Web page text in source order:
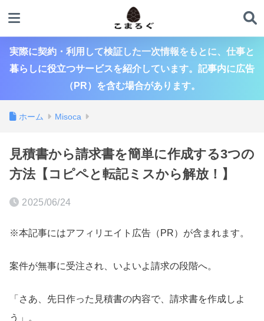
実際に契約・利用して検証した一次情報をもとに、仕事と
暮らしに役立つサービスを紹介しています。記事内に広告
（PR）を含む場合があります。
ホーム Misoca
見積書から請求書を簡単に作成する3つの
方法【コピペと転記ミスから解放！】
2025/06/24
※本記事にはアフィリエイト広告（PR）が含まれます。
案件が無事に受注され、いよいよ請求の段階へ。
「さあ、先日作った見積書の内容で、請求書を作成しよ
う」。